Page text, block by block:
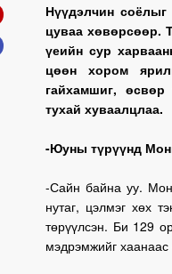
Нүүдэлчин
цуваа хөвөрсөөр.
үеийн сур
цөөн хором
гайхамшиг,
тухай хуваалцлаа.
-Юуны түрүүнд
-Сайн байна уу.
нутаг, цэлмэг хөх
төрүүлсэн. Би 129
мэдрэмжийг хаанаас